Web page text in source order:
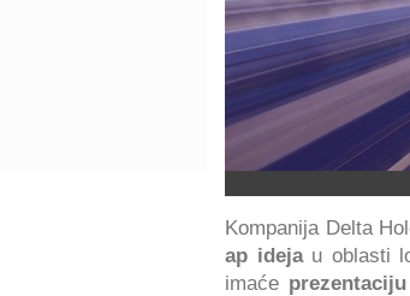
Kompanija Delta
ap idejau oblasti
imaće